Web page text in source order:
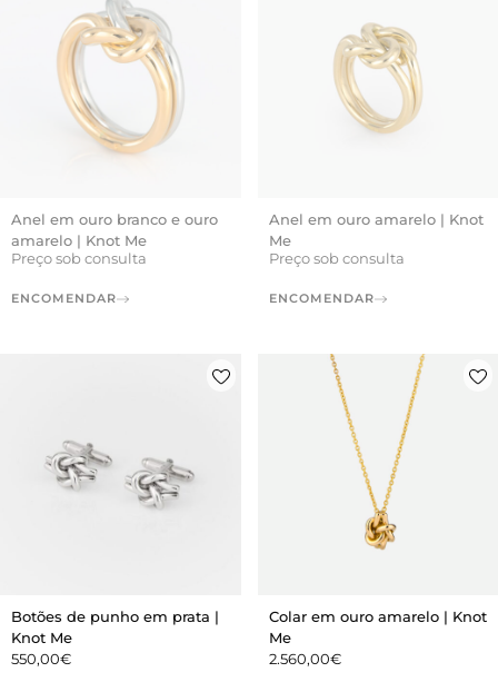
Anel em ouro branco e ouro
amarelo | Knot Me
Preço sob consulta
ENCOMENDAR
Anel em ouro amarelo | Knot
Me
Preço sob consulta
ENCOMENDAR
Botões de punho em prata |
Knot Me
550,00€
Colar em ouro amarelo | Knot
Me
2.560,00€